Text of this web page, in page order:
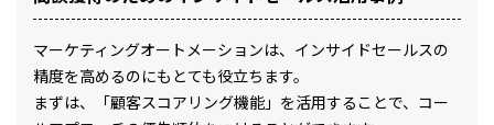
マーケティングオートメーションは、インサイドセールスの
精度を高めるのにもとても役立ちます。
まずは、「顧客スコアリング機能」を活用することで、コー